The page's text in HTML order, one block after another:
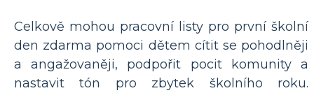
Celkově mohou pracovní listy pro první školní
den zdarma pomoci dětem cítit se pohodlněji
a angažovaněji, podpořit pocit komunity a
nastavit tón pro zbytek školního roku.